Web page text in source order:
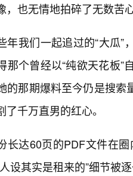
，也无情地拍碎了无数苦
年我们一起追过的“大瓜
那个曾经以“纯欲天花板
的那期爆料至今仍是搜
了千万直男的红心。
长达60页的PDF文件在圈
设其实是租来的”细节被